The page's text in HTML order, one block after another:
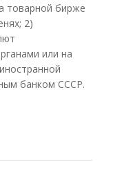
товарной бирже
2)
или на
банком СССР.